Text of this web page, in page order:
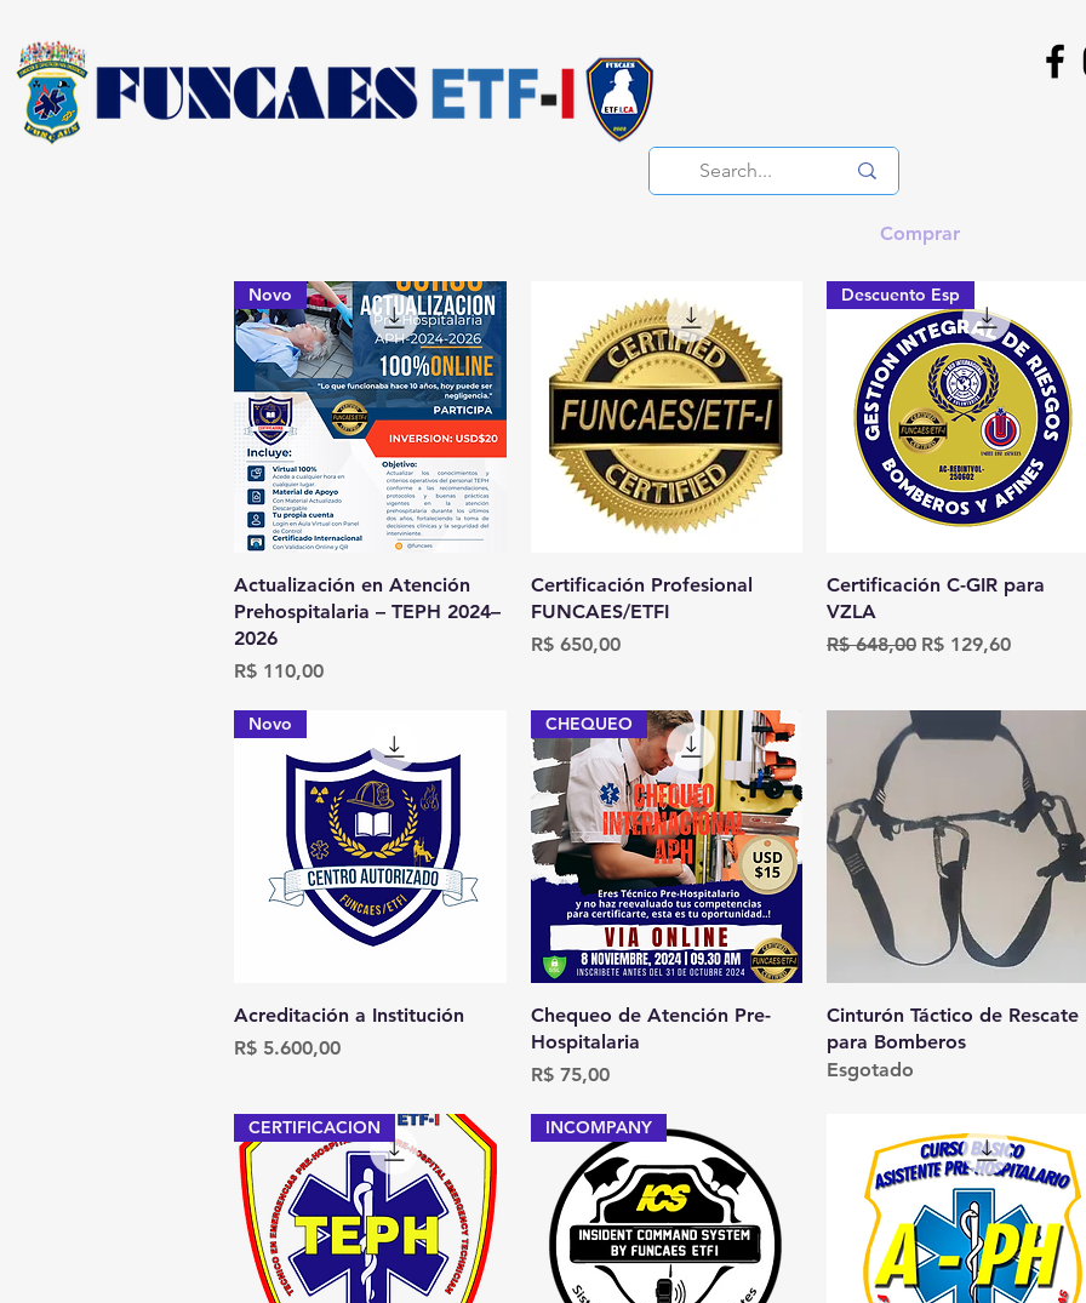
Comprar
Visualização rápida
Novo
Actualización en Atención
Prehospitalaria – TEPH 2024–
2026
Preço
R$ 110,00
Visualização rápida
Certificación Profesional
FUNCAES/ETFI
Preço
R$ 650,00
Visualização rápida
Descuento Esp
Certificación C-GIR para
VZLA
Preço normal
R$ 648,00 Preço promocional
R$ 129,60
Visualização rápida
Novo
Acreditación a Institución
Preço
R$ 5.600,00
Visualização rápida
CHEQUEO
Chequeo de Atención Pre-
Hospitalaria
Preço
R$ 75,00
Visualização rápida
Cinturón Táctico de Rescate
para Bomberos
Esgotado
CERTIFICACION INCOMPANY